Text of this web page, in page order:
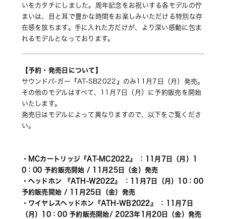
いをカタチにしました。周年記念をお祝いする各モデルの佇
まいは、目と耳で豊かな時間をお楽しみいただける特別な存
在感を放ちます。手に入れた方だけが、より深い感動に包ま
れるモデルとなっております。
【予約・発売日について】
サウンドバ-ガー『AT-SB2022』のみ11月7日（月）発売。
その他のモデルはすべて、11月7日（月）に予約販売を開始
いたします。
発売日はモデルによって異なりますので、以下をご覧くださ
い。
・MCカートリッジ『AT-MC2022』 ：11月7日（月）1
0：00 予約販売開始 / 11月25日（金）発売
・ヘッドホン 『ATH-W2022』 ：11月7日（月）10：00
予約販売開始 / 11月25日（金）発売
・ワイヤレスヘッドホン『ATH-WB2022』 ：11月7日
（月）10：00 予約販売開始/ 2023年1月20日（金）発売